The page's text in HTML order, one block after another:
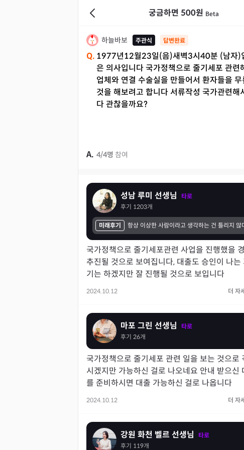
궁금하면 500원 Beta
하늘바보 주관식 답변완료
Q. 1977년12월23일(음)새벽3시40분 (남자)
은 의사입니다 국가정책으로 줄기세포 관련
업체와 연결 수술실을 만들어서 환자들을
것을 해보려고 합니다 서류작성 국가관련해
다 관찮을까요?
A. 4/4명 참여
성남 루미 선생님
타로
후기 1203개
미래후기
국가정책으로 줄기세포관련 사업을 진행했을
추진될 것으로 보여집니다, 대출도 승인이 나는
기는 하겠지만 잘 진행될 것으로 보입니다
2024.10.12 더 자
마포 그린 선생님
타로
후기 26개
국가정책으로 줄기세포 관련 일을 보는 것으로
시겠지만 가능하신 걸로 나오네요 안내 받으신
를 준비하시면 대출 가능하신 걸로 나옵니다
2024.10.12 더 자
강원 화천 벨르 선생님
타로
후기 119개